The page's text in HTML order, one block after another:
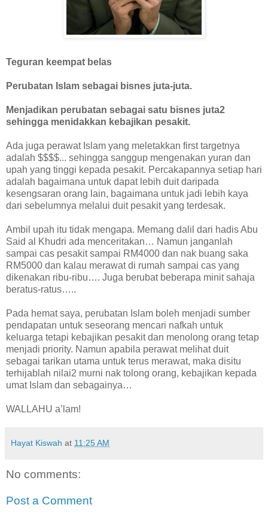
Teguran keempat belas
Perubatan Islam sebagai bisnes juta-juta.
Menjadikan perubatan sebagai satu bisnes juta2
sehingga menidakkan kebajikan pesakit.
Ada juga perawat Islam yang meletakkan first targetnya
adalah $$$$... sehingga sanggup mengenakan yuran dan
upah yang tinggi kepada pesakit. Percakapannya setiap hari
adalah bagaimana untuk dapat lebih duit daripada
kesengsaran orang lain, bagaimana untuk jadi lebih kaya
dari sebelumnya melalui duit pesakit yang terdesak.
Ambil upah itu tidak mengapa. Memang dalil dari hadis Abu
Said al Khudri ada menceritakan… Namun janganlah
sampai cas pesakit sampai RM4000 dan nak buang saka
RM5000 dan kalau merawat di rumah sampai cas yang
dikenakan ribu-ribu…. Juga berubat beberapa minit sahaja
beratus-ratus…..
Pada hemat saya, perubatan Islam boleh menjadi sumber
pendapatan untuk seseorang mencari nafkah untuk
keluarga tetapi kebajikan pesakit dan menolong orang tetap
menjadi priority. Namun apabila perawat melihat duit
sebagai tarikan utama untuk terus merawat, maka disitu
terhijablah nilai2 murni nak tolong orang, kebajikan kepada
umat Islam dan sebagainya…
WALLAHU a’lam!
Hayat Kiswah at 11:25 AM
No comments:
Post a Comment